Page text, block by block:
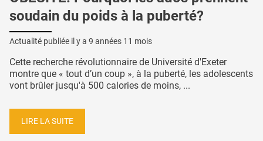
soudain du poids à la puberté?
Actualité publiée il y a 9 années 11 mois
Cette recherche révolutionnaire de Université d'Exeter
montre que « tout d’un coup », à la puberté, les adolescents
vont brûler jusqu'à 500 calories de moins, ...
LIRE LA SUITE